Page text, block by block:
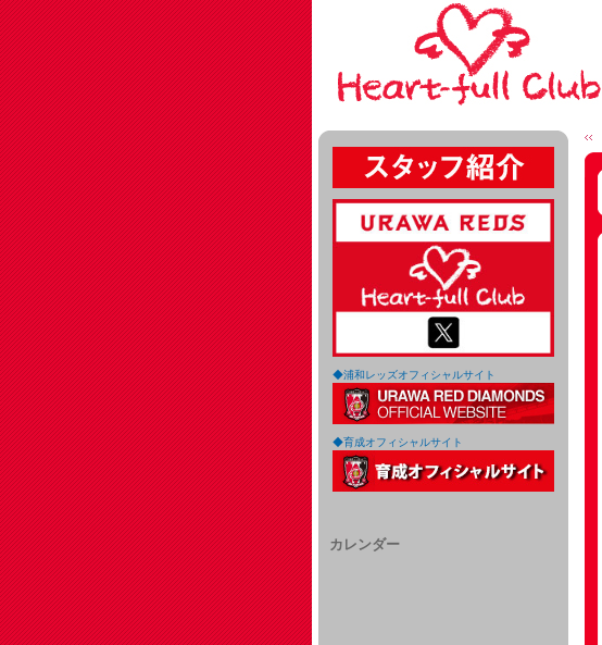
◆浦和レッズオフィシャルサイト
◆育成オフィシャルサイト
カレンダー